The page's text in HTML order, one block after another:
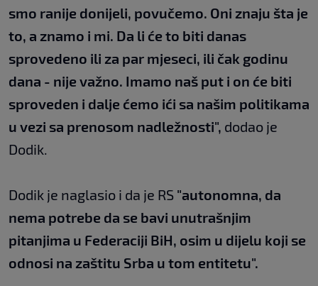
smo ranije donijeli, povučemo. Oni znaju šta je
to, a znamo i mi. Da li će to biti danas
sprovedeno ili za par mjeseci, ili čak godinu
dana - nije važno. Imamo naš put i on će biti
sproveden i dalje ćemo ići sa našim politikama
u vezi sa prenosom nadležnosti", dodao je
Dodik.
Dodik je naglasio i da je RS "autonomna, da
nema potrebe da se bavi unutrašnjim
pitanjima u Federaciji BiH, osim u dijelu koji se
odnosi na zaštitu Srba u tom entitetu".